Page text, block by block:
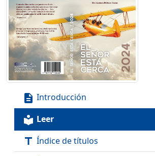
description Introducción
local_library Leer
title Índice de títulos